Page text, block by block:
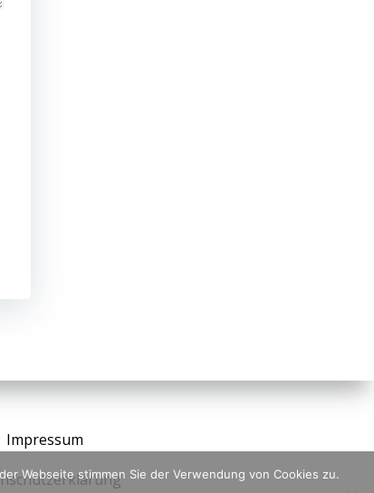
Impressum
Webseite stimmen Sie der Verwendung von Cookies zu.